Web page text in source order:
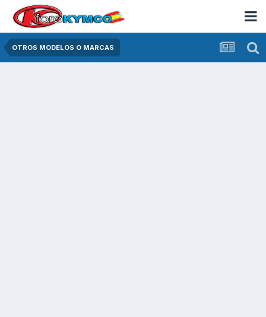
OTROS MODELOS O MARCAS